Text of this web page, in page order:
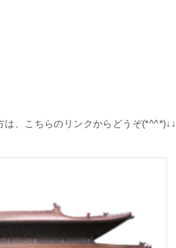
、こちらのリンクからどうぞ(*^^*)↓↓